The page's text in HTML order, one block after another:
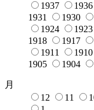
1937
1936
1931
1930
1924
1923
1918
1917
1911
1910
1905
1904
月
12
11